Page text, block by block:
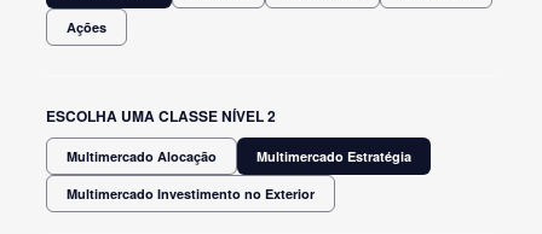
Ações
ESCOLHA UMA CLASSE NÍVEL 2
Multimercado Alocação Multimercado Estratégia
Multimercado Investimento no Exterior